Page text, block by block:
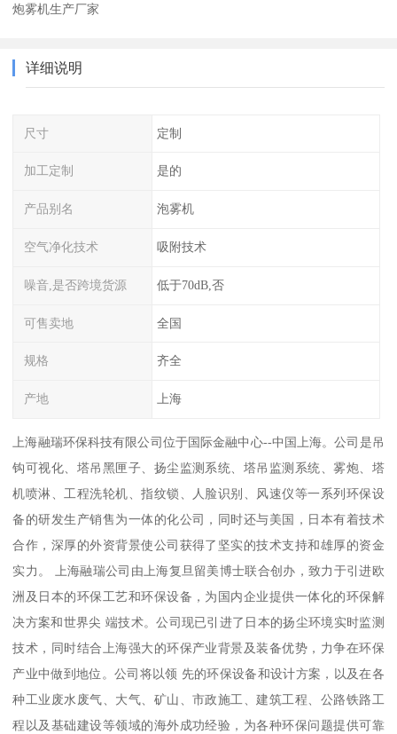
炮雾机生产厂家
详细说明
尺寸 定制
加工定制 是的
产品别名 泡雾机
空气净化技术 吸附技术
噪音,是否跨境货源 低于70dB,否
可售卖地 全国
规格 齐全
产地 上海
上海融瑞环保科技有限公司位于国际金融中心--中国上海。公司是吊
钩可视化、塔吊黑匣子、扬尘监测系统、塔吊监测系统、雾炮、塔
机喷淋、工程洗轮机、指纹锁、人脸识别、风速仪等一系列环保设
备的研发生产销售为一体的化公司，同时还与美国，日本有着技术
合作，深厚的外资背景使公司获得了坚实的技术支持和雄厚的资金
实力。 上海融瑞公司由上海复旦留美博士联合创办，致力于引进欧
洲及日本的环保工艺和环保设备，为国内企业提供一体化的环保解
决方案和世界尖 端技术。公司现已引进了日本的扬尘环境实时监测
技术，同时结合上海强大的环保产业背景及装备优势，力争在环保
产业中做到地位。公司将以领 先的环保设备和设计方案，以及在各
种工业废水废气、大气、矿山、市政施工、建筑工程、公路铁路工
程以及基础建设等领域的海外成功经验，为各种环保问题提供可靠